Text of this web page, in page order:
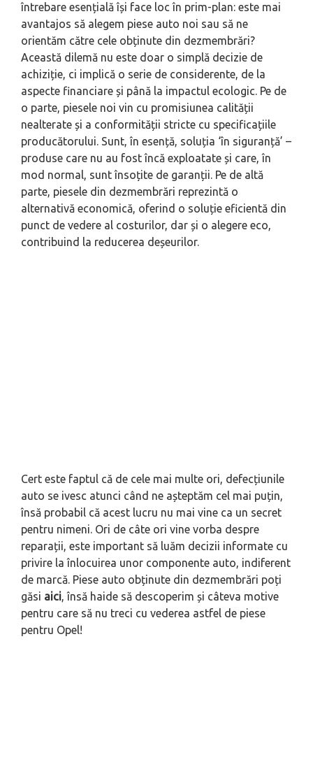
întrebare esențială își face loc în prim-plan: este mai
avantajos să alegem piese auto noi sau să ne
orientăm către cele obținute din dezmembrări?
Această dilemă nu este doar o simplă decizie de
achiziție, ci implică o serie de considerente, de la
aspecte financiare și până la impactul ecologic. Pe de
o parte, piesele noi vin cu promisiunea calității
nealterate și a conformității stricte cu specificațiile
producătorului. Sunt, în esență, soluția ‘în siguranță’ –
produse care nu au fost încă exploatate și care, în
mod normal, sunt însoțite de garanții. Pe de altă
parte, piesele din dezmembrări reprezintă o
alternativă economică, oferind o soluție eficientă din
punct de vedere al costurilor, dar și o alegere eco,
contribuind la reducerea deșeurilor.
Cert este faptul că de cele mai multe ori, defecțiunile
auto se ivesc atunci când ne așteptăm cel mai puțin,
însă probabil că acest lucru nu mai vine ca un secret
pentru nimeni. Ori de câte ori vine vorba despre
reparații, este important să luăm decizii informate cu
privire la înlocuirea unor componente auto, indiferent
de marcă. Piese auto obținute din dezmembrări poți
găsi aici, însă haide să descoperim și câteva motive
pentru care să nu treci cu vederea astfel de piese
pentru Opel!